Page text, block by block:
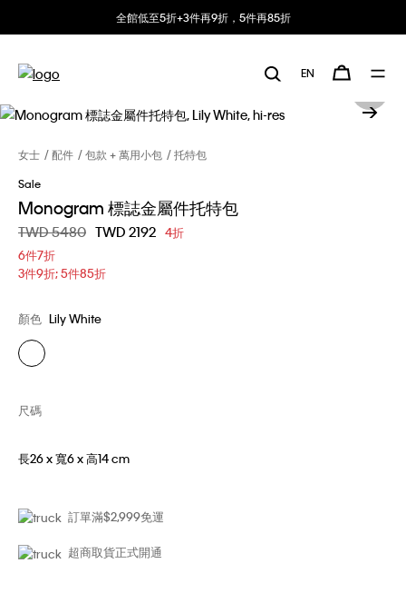
全館低至5折+3件再9折，5件再85折
EN
女士 配件 包款 + 萬用小包
托特包
Sale
Monogram 標誌金屬件托特包
價格扣減從
TWD 5480 至
TWD 2192 4折
6件7折
3件9折; 5件85折
顏色 Lily White
尺碼
長26 x 寬6 x 高14 cm
訂單滿$2,999免運
超商取貨正式開通